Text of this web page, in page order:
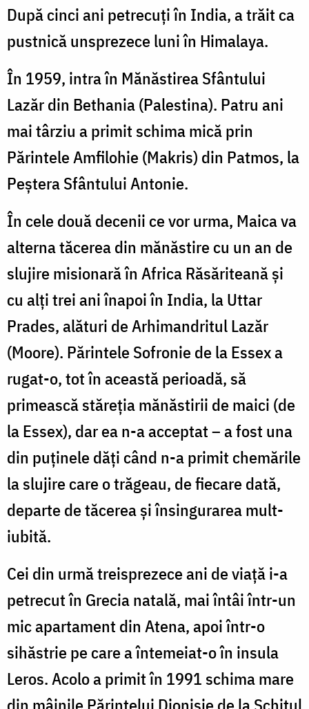
După cinci ani petrecuţi în India, a trăit ca
pustnică unsprezece luni în Himalaya.
În 1959, intra în Mănăstirea Sfântului
Lazăr din Bethania (Palestina). Patru ani
mai târziu a primit schima mică prin
Părintele Amfilohie (Makris) din Patmos, la
Peştera Sfântului Antonie.
În cele două decenii ce vor urma, Maica va
alterna tăcerea din mănăstire cu un an de
slujire misionară în Africa Răsăriteană şi
cu alţi trei ani înapoi în India, la Uttar
Prades, alături de Arhimandritul Lazăr
(Moore). Părintele Sofronie de la Essex a
rugat-o, tot în această perioadă, să
primească stăreţia mănăstirii de maici (de
la Essex), dar ea n-a acceptat – a fost una
din puţinele dăţi când n-a primit chemările
la slujire care o trăgeau, de fiecare dată,
departe de tăcerea şi însingurarea mult-
iubită.
Cei din urmă treisprezece ani de viaţă i-a
petrecut în Grecia natală, mai întâi într-un
mic apartament din Atena, apoi într-o
sihăstrie pe care a întemeiat-o în insula
Leros. Acolo a primit în 1991 schima mare